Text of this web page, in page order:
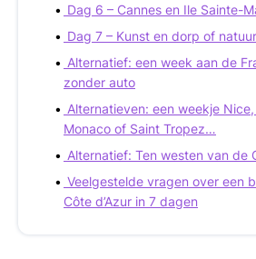
Dag 6 – Cannes en Ile Sainte-
Dag 7 – Kunst en dorp of natuur
Alternatief: een week aan de
zonder auto
Alternatieven: een weekje Nice,
Monaco of Saint Tropez…
Alternatief: Ten westen van de
Veelgestelde vragen over een
Côte d’Azur in 7 dagen